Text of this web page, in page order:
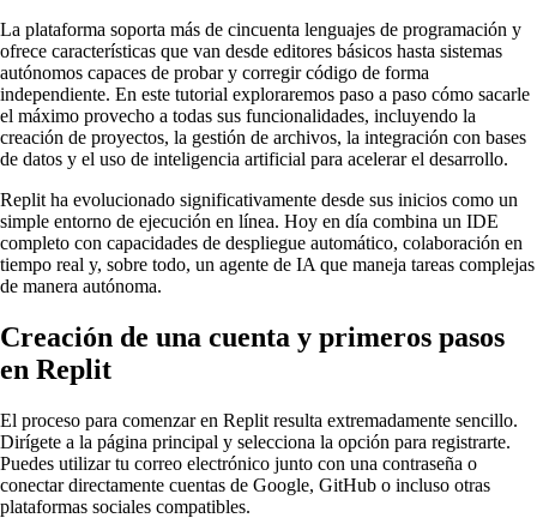
La plataforma soporta más de cincuenta lenguajes de programación y
ofrece características que van desde editores básicos hasta sistemas
autónomos capaces de probar y corregir código de forma
independiente. En este tutorial exploraremos paso a paso cómo sacarle
el máximo provecho a todas sus funcionalidades, incluyendo la
creación de proyectos, la gestión de archivos, la integración con bases
de datos y el uso de inteligencia artificial para acelerar el desarrollo.
Replit ha evolucionado significativamente desde sus inicios como un
simple entorno de ejecución en línea. Hoy en día combina un IDE
completo con capacidades de despliegue automático, colaboración en
tiempo real y, sobre todo, un agente de IA que maneja tareas complejas
de manera autónoma.
Creación de una cuenta y primeros pasos
en Replit
El proceso para comenzar en Replit resulta extremadamente sencillo.
Dirígete a la página principal y selecciona la opción para registrarte.
Puedes utilizar tu correo electrónico junto con una contraseña o
conectar directamente cuentas de Google, GitHub o incluso otras
plataformas sociales compatibles.